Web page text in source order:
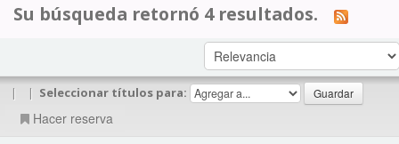
Su búsqueda retornó 4 resultados.
| | Seleccionar títulos para:
Hacer reserva